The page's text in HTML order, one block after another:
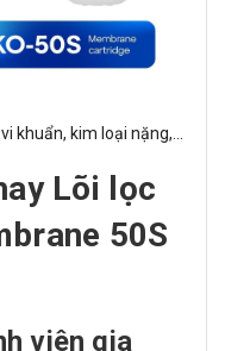
khuẩn, kim loại nặng,...
Lõi lọc
50S
viên gia